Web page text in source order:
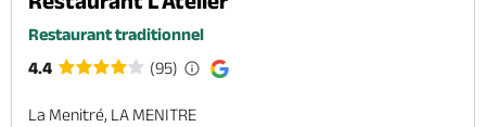
Restaurant traditionnel
4.4
(95)
La Menitré, LA MENITRE